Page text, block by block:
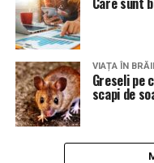
VIAȚA ÎN
Greseli pe
scapi de